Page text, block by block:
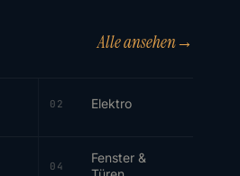
Alle ansehen→
02 Elektro
04
Fenster &